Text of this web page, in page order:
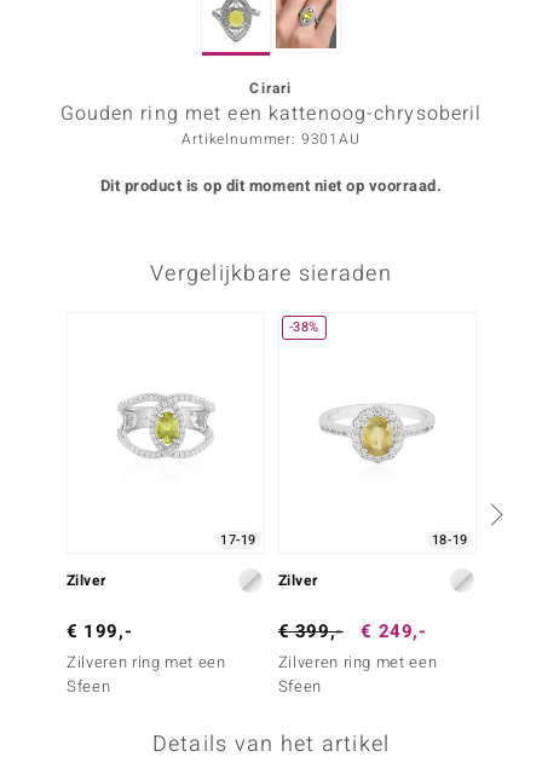
Designs
Cirari
Gouden ring met een kattenoog-chrysoberil
Artikelnummer: 9301AU
Dit product is op dit moment niet op voorraad.
Vergelijkbare sieraden
17-19
Zilver
€ 199,-
Zilveren ring met een
Sfeen
-38%
18-19
Zilver
€ 399,- € 249,-
Zilveren ring met een
Sfeen
Details van het artikel